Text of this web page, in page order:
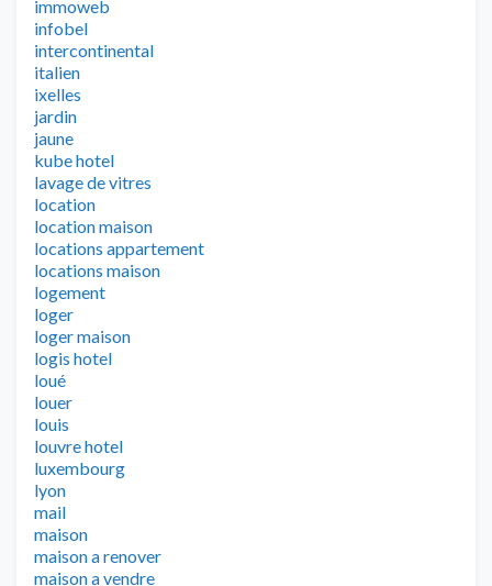
immoweb
infobel
intercontinental
italien
ixelles
jardin
jaune
kube hotel
lavage de vitres
location
location maison
locations appartement
locations maison
logement
loger
loger maison
logis hotel
loué
louer
louis
louvre hotel
luxembourg
lyon
mail
maison
maison a renover
maison a vendre